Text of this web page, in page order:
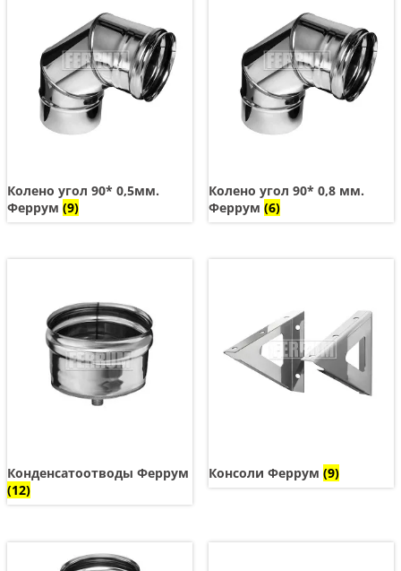
Колено угол 90* 0,5мм.
Феррум (9)
Колено угол 90* 0,8 мм.
Феррум (6)
Конденсатоотводы Феррум
(12)
Консоли Феррум (9)